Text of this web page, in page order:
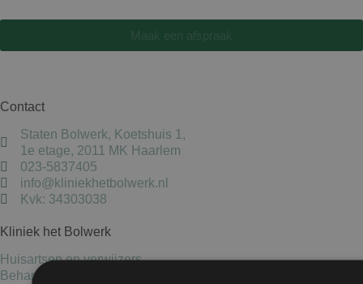
Contact
Staten Bolwerk, Koetshuis 1,
1e etage, 2011 MK Haarlem
023-5837405
info@kliniekhetbolwerk.nl
Kvk: 34303038
Kliniek het Bolwerk
Huisartsen en verwijzers
Behandelingen